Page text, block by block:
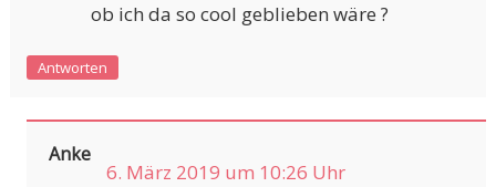
ob ich da so cool geblieben wäre ?
Antworten
Anke
6. März 2019 um 10:26 Uhr